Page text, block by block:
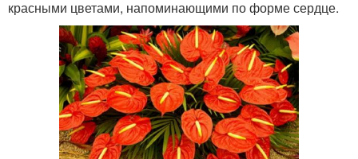
красными цветами, напоминающими по форме сердце.